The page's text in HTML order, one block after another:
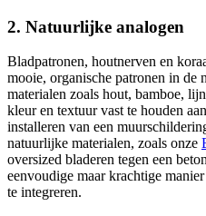
2. Natuurlijke analogen
Bladpatronen, houtnerven en
mooie, organische patronen in de
materialen zoals hout, bamboe,
kleur en textuur vast te houden
installeren van een
natuurlijke materialen, zoals onze
oversized bladeren tegen een
eenvoudige maar krachtige
te integreren.